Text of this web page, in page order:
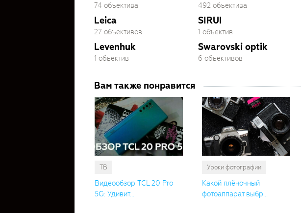
74 объектива
Leica
27 объективов
Levenhuk
1 объектив
492 объектива
SIRUI
1 объектив
Swarovski optik
6 объективов
Вам также понравится
ТВ
Видеообзор TCL 20 Pro
5G: Удивит...
Уроки фотографии
Какой плёночный
фотоаппарат выбр...